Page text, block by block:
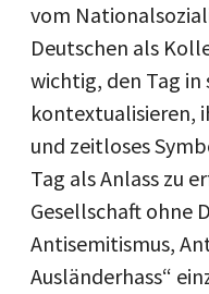
vom
Deutschen als
wichtig, den Tag in
kontextualisieren,
und zeitloses
Tag als Anlass zu
Gesellschaft ohne
Antisemitismus,
Ausländerhass“